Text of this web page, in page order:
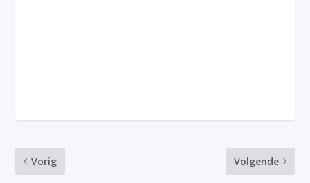
Vorig Volgende